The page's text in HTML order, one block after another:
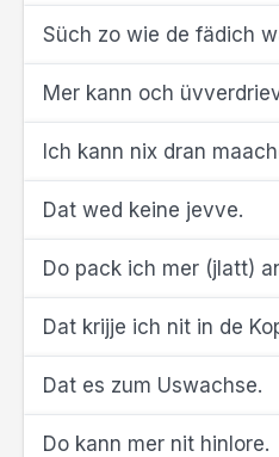
Süch zo wie de fädich
Mer kann och
Ich kann nix dran
Dat wed keine jevve.
Do pack ich mer (jlatt)
Dat krijje ich nit in de
Dat es zum Uswachse.
Do kann mer nit hinlore.